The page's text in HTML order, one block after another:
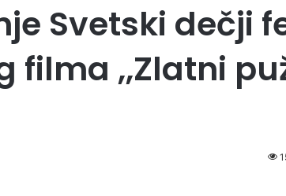
Svetski dečji
filma ,,Zlatni